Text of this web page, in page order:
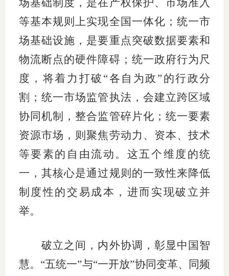
从业人
纪律处
期货市
期货公
期货行
行业党
国际期
场基础制度，是在产权保护、市场准入
等基本规则上实现全国一体化；统一市
场基础设施，是要重点突破数据要素和
物流断点的硬件障碍；统一政府行为尺
度，将着力打破“各自为政”的行政分
割；统一市场监管执法，会建立跨区域
协同机制，整合监管碎片化；统一要素
资源市场，则聚焦劳动力、资本、技术
等要素的自由流动。这五个维度的统
一，其核心是通过规则的一致性来降低
制度性的交易成本，进而实现破立并
举。
破立之间，内外协调，彰显中国智
慧。“五统一”与“一开放”协同变革、同频